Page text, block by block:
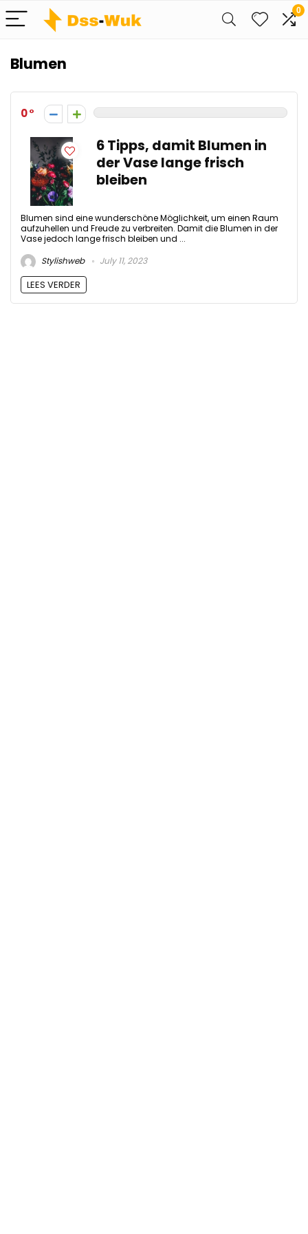
0
Blumen
0
6 Tipps, damit Blumen in
der Vase lange frisch
bleiben
Blumen sind eine wunderschöne Möglichkeit, um einen Raum
aufzuhellen und Freude zu verbreiten. Damit die Blumen in der
Vase jedoch lange frisch bleiben und ...
Stylishweb
July 11, 2023
LEES VERDER